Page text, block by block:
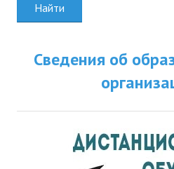
Найти
Сведения об